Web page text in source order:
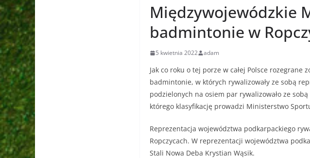
Międzywojewódzkie
badmintonie w
5 kwietnia 2022 adam
Jak co roku o tej porze w całej Polsce rozegrane
badmintonie, w których rywalizowały ze sobą
podzielonych na osiem par rywalizowało ze
którego klasyfikację prowadzi Ministerstwo
Reprezentacja województwa podkarpackiego
Ropczycach. W reprezentacji województwa
Stali Nowa Deba Krystian Wąsik.